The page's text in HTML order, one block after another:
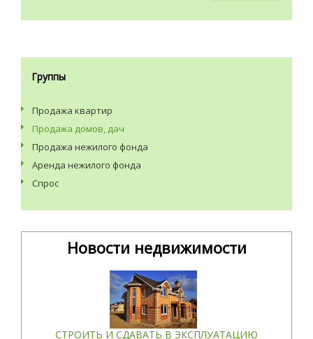
Группы
Продажа квартир
Продажа домов, дач
Продажа нежилого фонда
Аренда нежилого фонда
Спрос
Новости недвижимости
СТРОИТЬ И СДАВАТЬ В ЭКСПЛУАТАЦИЮ